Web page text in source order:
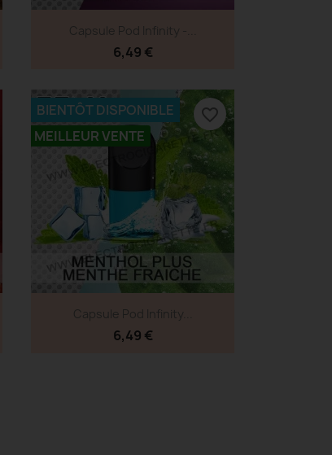
Aperçu rapide
Capsule Pod Infinity -...
6,49 €
Aperçu rapide
Capsule Pod Infinity...
MEILLEUR VENTE
6,49 €
BIENTÔT DISPONIBLE favorite_border